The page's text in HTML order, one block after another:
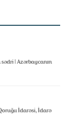
| Azərbaycanın
İdarəsi, İdarə